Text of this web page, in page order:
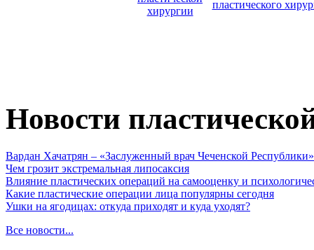
хирургии
пластического
Новости
Вардан Хачатрян – «Заслуженный врач Чеченской Республики»
Чем грозит экстремальная липосаксия
Влияние пластических операций на самооценку и
Какие пластические операции лица популярны сегодня
Ушки на ягодицах: откуда приходят и куда уходят?
Все новости...